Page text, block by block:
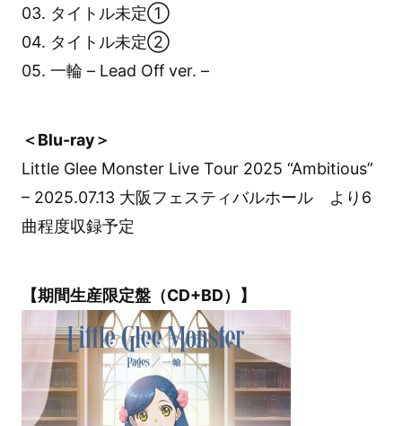
03. タイトル未定①
04. タイトル未定②
05. 一輪 – Lead Off ver. –
＜Blu-ray＞
Little Glee Monster Live Tour 2025 “Ambitious”
– 2025.07.13 大阪フェスティバルホール より6
曲程度収録予定
【期間生産限定盤（CD+BD）】